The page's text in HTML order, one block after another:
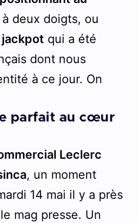
deux doigts, ou
qui a été
dont nous
à ce jour. On
parfait au cœur
Leclerc
, un moment
14 mai il y a près
mag presse. Un